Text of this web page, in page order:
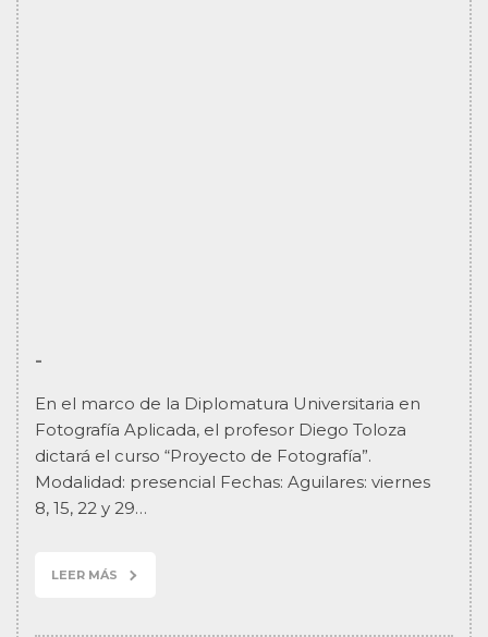
-
En el marco de la Diplomatura Universitaria en
Fotografía Aplicada, el profesor Diego Toloza
dictará el curso “Proyecto de Fotografía”.
Modalidad: presencial Fechas: Aguilares: viernes
8, 15, 22 y 29…
LEER MÁS